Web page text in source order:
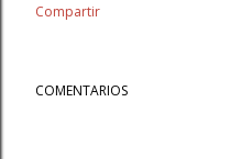
Compartir
COMENTARIOS